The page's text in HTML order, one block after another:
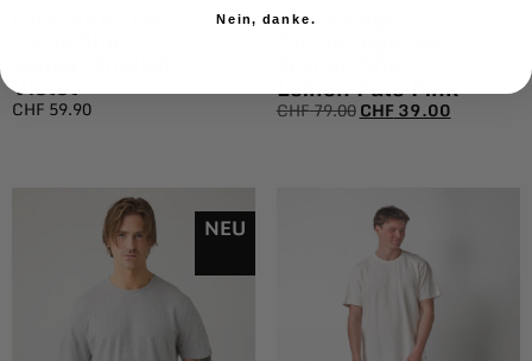
Violet
CHF 59.90
Knowledge
Leinen Pale Pink
CHF79.00 CHF39.00
NEU
Nein, danke.